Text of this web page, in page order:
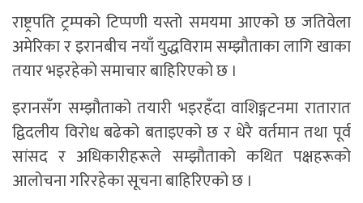
राष्ट्रपति ट्रम्पको टिप्पणी यस्तो समयमा आएको छ जतिवेला
अमेरिका र इरानबीच नयाँ युद्धविराम सम्झौताका लागि खाका
तयार भइरहेको समाचार बाहिरिएको छ ।
इरानसँग सम्झौताको तयारी भइरहँदा वाशिङ्गटनमा रातारात
द्विदलीय विरोध बढेको बताइएको छ र धेरै वर्तमान तथा पूर्व
सांसद र अधिकारीहरूले सम्झौताको कथित पक्षहरूको
आलोचना गरिरहेका सूचना बाहिरिएको छ ।